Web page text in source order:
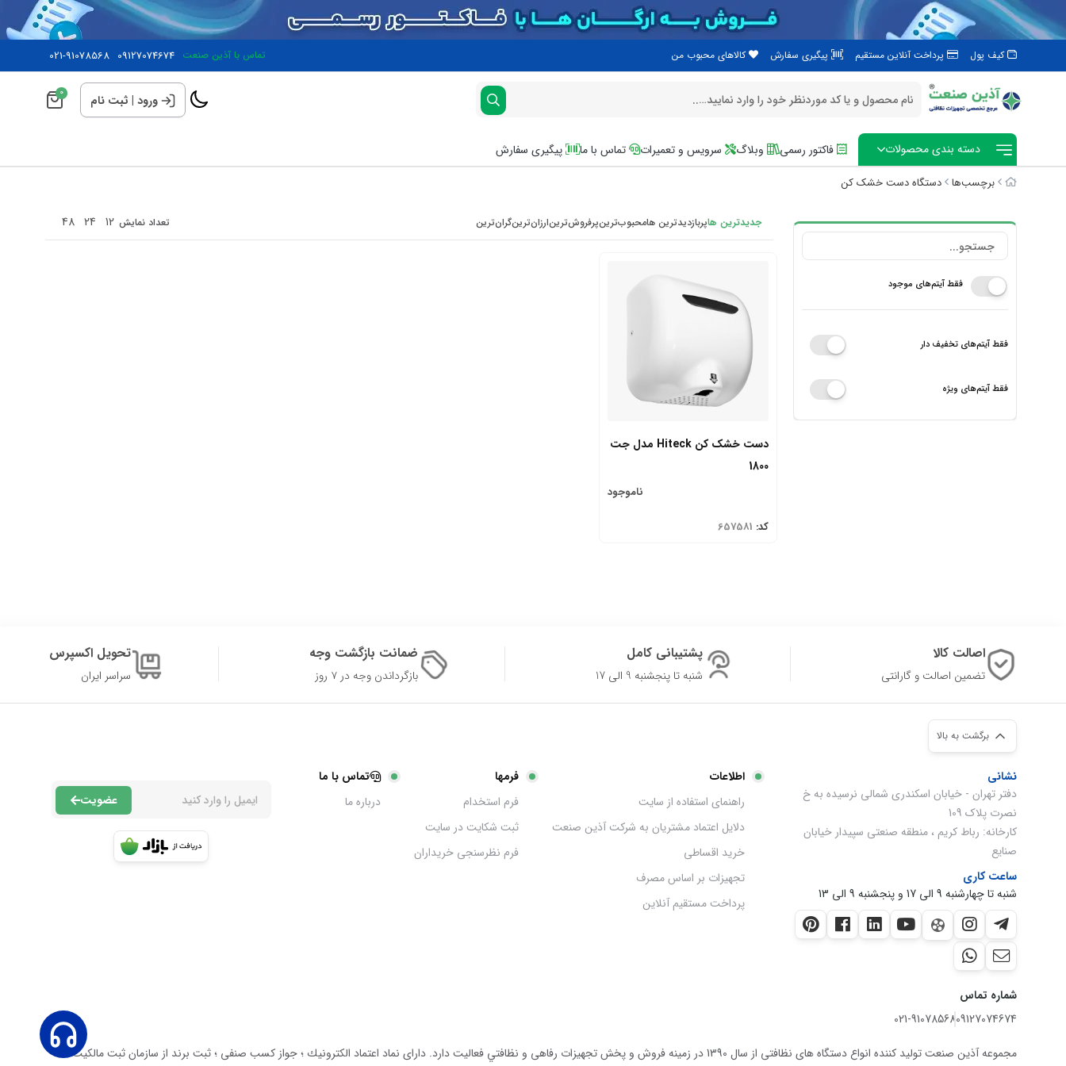
کیف پول پرداخت آنلاین مستقیم پیگیری سفارش کالاهای محبوب من تماس با آذین صنعت 09127074674
021-91078568
ورود | ثبت نام 0
دسته بندی محصولات فاکتور رسمی وبلاگ سرویس و تعمیرات تماس با ما پیگیری سفارش
برچسب‌ها دستگاه دست خشک کن
فقط آیتم‌های موجود
فقط آیتم‌های تخفیف دار
فقط آیتم‌های ویژه
جدیدترین هاپربازدیدترین هامحبوب‌‌ترینپرفروش‌ترینارزان‌ترینگران‌ترین تعداد نمایش 12
24
48
دست خشک کن Hiteck مدل جت
1800
ناموجود
کد: 657581
اصالت کالا
تضمین اصالت و گارانتی
پشتیبانی کامل
شنبه تا پنجشنبه 9 الی 17
ضمانت بازگشت وجه
بازگرداندن وجه در ۷ روز
تحویل اکسپرس
سراسر ایران
برگشت به بالا
نشانی
دفتر تهران - خیابان اسکندری شمالی نرسیده به خ
نصرت پلاک 109
کارخانه: رباط کریم ، منطقه صنعتی سپیدار خیابان
صنایع
ساعت کاری
شنبه تا چهارشنبه 9 الی 17 و پنجشنبه 9 الی 13
شماره تماس
09127074674
021-91078568
اطلاعات
راهنمای استفاده از سایت
دلایل اعتماد مشتریان به شرکت آذین صنعت
خرید اقساطی
تجهیزات بر اساس مصرف
پرداخت مستقیم آنلاین
فرمها
فرم استخدام
ثبت شکایت در سایت
فرم نظرسنجی خریداران
تماس با ما
درباره ما
عضویت
مجموعه آذين صنعت توليد كننده انواع دستگاه هاى نظافتى از سال 1390 در زمينه فروش و پخش تجهيزات رفاهى و نظافتي فعاليت دارد. داراى نماد اعتماد الكترونيك ؛ جواز كسب صنفى ؛ ثبت برند از سازمان ثبت مالكيت